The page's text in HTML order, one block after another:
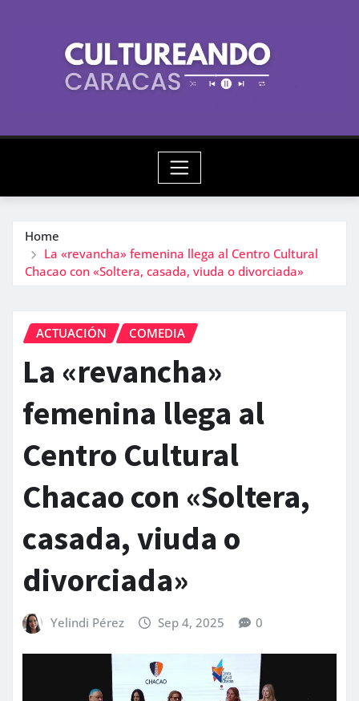
Home
La «revancha» femenina llega al Centro Cultural
Chacao con «Soltera, casada, viuda o divorciada»
ACTUACIÓN COMEDIA
La «revancha»
femenina llega al
Centro Cultural
Chacao con «Soltera,
casada, viuda o
divorciada»
Yelindi Pérez Sep 4, 2025 0